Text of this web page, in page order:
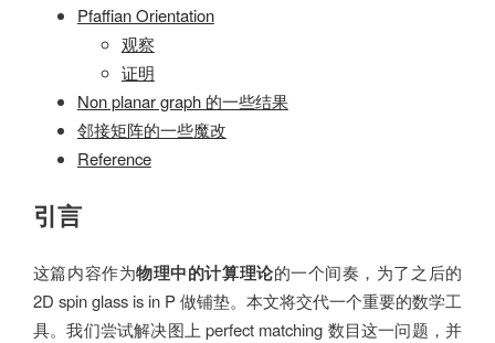
Pfaffian Orientation
观察
证明
Non planar graph 的一些结果
邻接矩阵的一些魔改
Reference
引言
这篇内容作为物理中的计算理论的一个间奏，为了之后的
2D spin glass is in P 做铺垫。本文将交代一个重要的数学工
具。我们尝试解决图上 perfect matching 数目这一问题，并